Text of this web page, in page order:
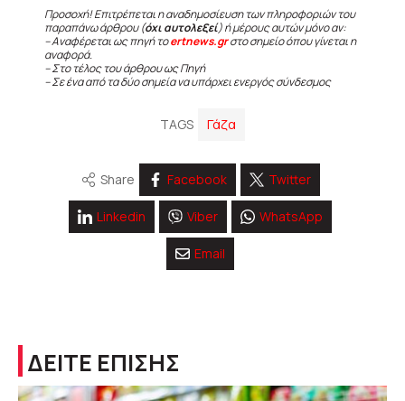
Προσοχή! Επιτρέπεται η αναδημοσίευση των πληροφοριών του
παραπάνω άρθρου (όχι αυτολεξεί) ή μέρους αυτών μόνο αν:
– Αναφέρεται ως πηγή τοertnews.grστο σημείο όπου γίνεται η
αναφορά.
– Στο τέλος του άρθρου ως Πηγή
– Σε ένα από τα δύο σημεία να υπάρχει ενεργός σύνδεσμος
TAGS Γάζα
Share Facebook Twitter
Linkedin Viber WhatsApp
Email
ΔΕΙΤΕ ΕΠΙΣΗΣ